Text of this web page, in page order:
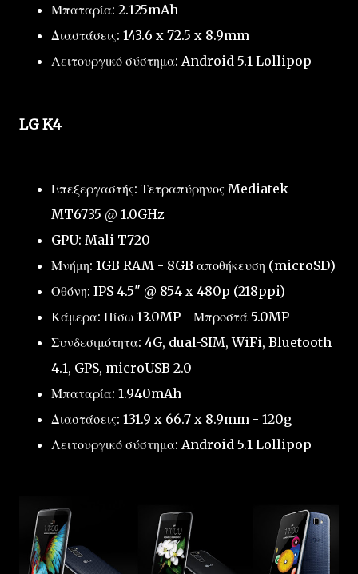
Μπαταρία: 2.125mAh
Διαστάσεις: 143.6 x 72.5 x 8.9mm
Λειτουργικό σύστημα: Android 5.1 Lollipop
LG K4
Επεξεργαστής: Τετραπύρηνος Mediatek
MT6735 @ 1.0GHz
GPU: Mali T720
Μνήμη: 1GB RAM - 8GB αποθήκευση (microSD)
Οθόνη: IPS 4.5" @ 854 x 480p (218ppi)
Κάμερα: Πίσω 13.0MP - Μπροστά 5.0MP
Συνδεσιμότητα: 4G, dual-SIM, WiFi, Bluetooth
4.1, GPS, microUSB 2.0
Μπαταρία: 1.940mAh
Διαστάσεις: 131.9 x 66.7 x 8.9mm - 120g
Λειτουργικό σύστημα: Android 5.1 Lollipop